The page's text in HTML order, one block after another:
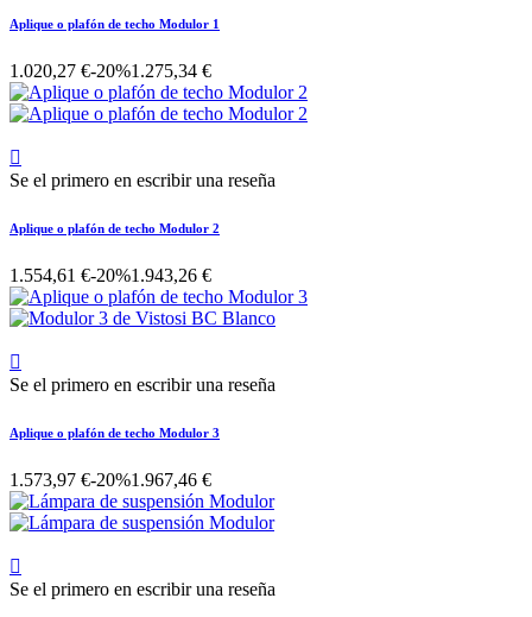
Aplique o plafón de techo Modulor 1
1.020,27 €-20%1.275,34 €

Se el primero en escribir una reseña
Aplique o plafón de techo Modulor 2
1.554,61 €-20%1.943,26 €

Se el primero en escribir una reseña
Aplique o plafón de techo Modulor 3
1.573,97 €-20%1.967,46 €

Se el primero en escribir una reseña